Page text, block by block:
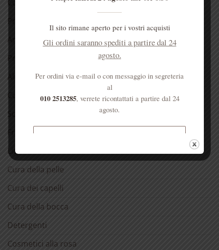
Confezioni regalo 🎁
Prodotti alla Rosa
Antichi rimedi naturali
Alimentari
Confetture
Sciroppo di rose
Fragranze del Carmelo
Liquori
Cura della pelle
Cura dei capelli
Cura della bocca
Detergenti
Cosmetici alla rosa
Il sito rimane aperto per i vostri acquisti
Gli ordini saranno spediti a partire dal 24
agosto.
Per ordini via e-mail o con messaggio in segreteria
al
010 2513285, verrete ricontattati a partire dal 24
agosto.
superiori a € 50